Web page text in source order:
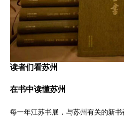
读者们看苏州
在书中读懂苏州
每一年江苏书展，与苏州有关的新书